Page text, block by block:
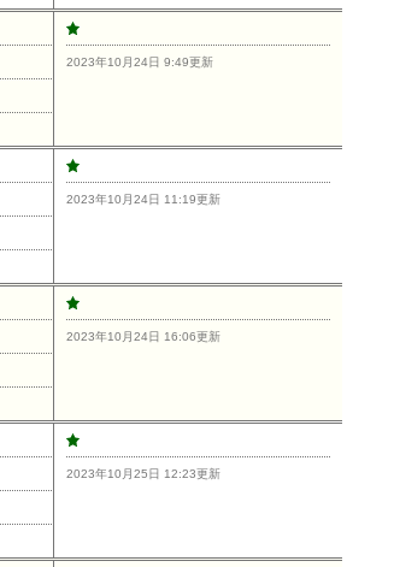
2023年10月24日 9:49更新
2023年10月24日 11:19更新
2023年10月24日 16:06更新
2023年10月25日 12:23更新